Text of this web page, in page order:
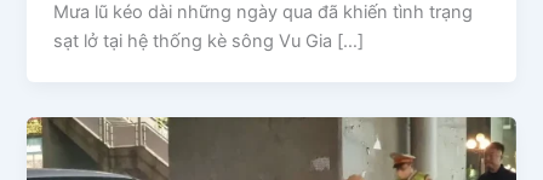
Mưa lũ kéo dài những ngày qua đã khiến tình trạng
sạt lở tại hệ thống kè sông Vu Gia […]